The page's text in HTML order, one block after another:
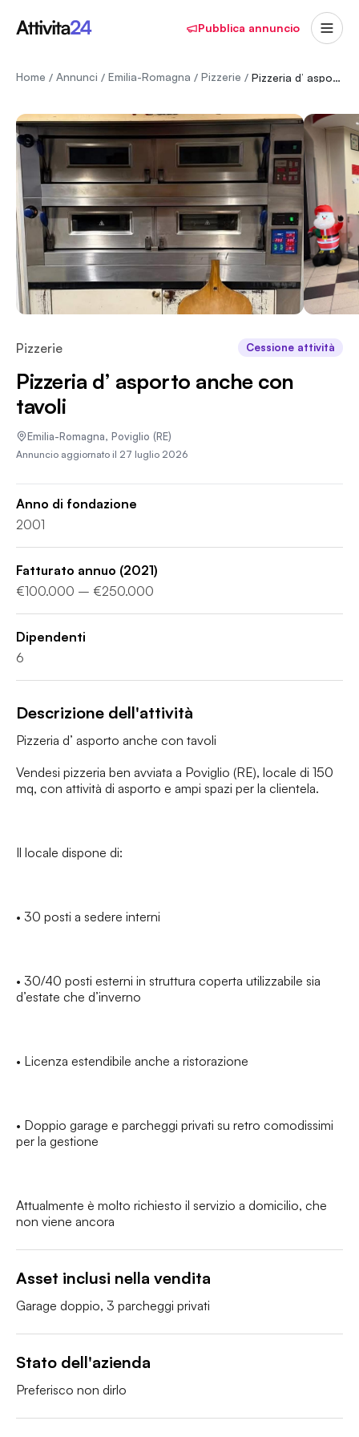
Pubblica annuncio
Home / Annunci / Emilia-Romagna / Pizzerie / Pizzeria d’ asporto anche con tavoli
Pizzerie Cessione attività
Pizzeria d’ asporto anche con
tavoli
Emilia-Romagna, Poviglio (RE)
Annuncio aggiornato il 27 luglio 2026
Anno di fondazione
2001
Fatturato annuo (2021)
€100.000 – €250.000
Dipendenti
6
Descrizione dell'attività
Pizzeria d’ asporto anche con tavoli
Vendesi pizzeria ben avviata a Poviglio (RE), locale di 150
mq, con attività di asporto e ampi spazi per la clientela.
Il locale dispone di:
• 30 posti a sedere interni
• 30/40 posti esterni in struttura coperta utilizzabile sia
d’estate che d’inverno
• Licenza estendibile anche a ristorazione
• Doppio garage e parcheggi privati su retro comodissimi
per la gestione
Attualmente è molto richiesto il servizio a domicilio, che
non viene ancora
Asset inclusi nella vendita
Garage doppio, 3 parcheggi privati
Stato dell'azienda
Preferisco non dirlo